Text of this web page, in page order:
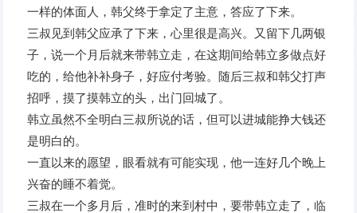
一样的体面人，韩父终于拿定了主意，答应了下来。
三叔见到韩父应承了下来，心里很是高兴。又留下几两银
子，说一个月后就来带韩立走，在这期间给韩立多做点好
吃的，给他补补身子，好应付考验。随后三叔和韩父打声
招呼，摸了摸韩立的头，出门回城了。
韩立虽然不全明白三叔所说的话，但可以进城能挣大钱还
是明白的。
一直以来的愿望，眼看就有可能实现，他一连好几个晚上
兴奋的睡不着觉。
三叔在一个多月后，准时的来到村中，要带韩立走了，临